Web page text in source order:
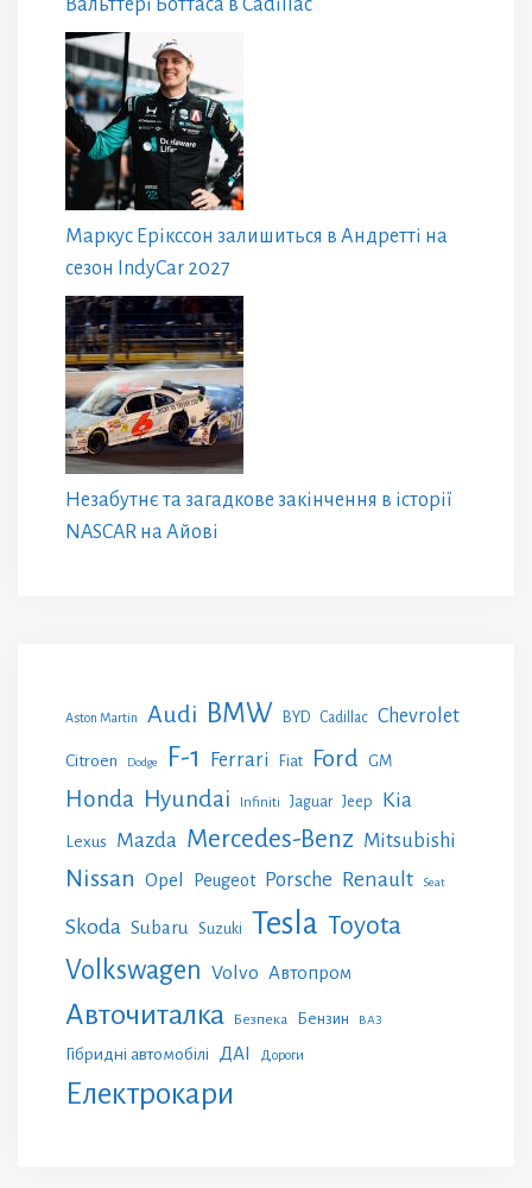
Вальттері Боттаса в Cadillac
Маркус Ерікссон залишиться в Андретті на
сезон IndyCar 2027
Незабутнє та загадкове закінчення в історії
NASCAR на Айові
Aston Martin Audi BMW BYD Cadillac Chevrolet
Citroen Dodge F-1 Ferrari Fiat Ford GM
Honda Hyundai Infiniti Jaguar Jeep Kia
Lexus Mazda Mercedes-Benz Mitsubishi
Nissan Opel Peugeot Porsche Renault Seat
Skoda Subaru Suzuki Tesla Toyota
Volkswagen Volvo Автопром
Авточиталка Безпека Бензин ВАЗ
Гібридні автомобілі ДАІ Дороги
Електрокари